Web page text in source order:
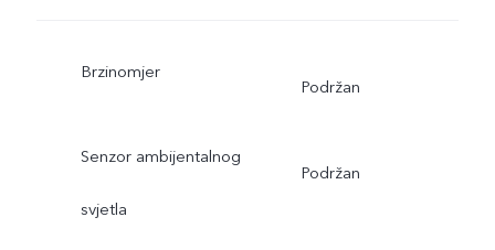
Brzinomjer
Podržan
Senzor ambijentalnog
svjetla
Podržan